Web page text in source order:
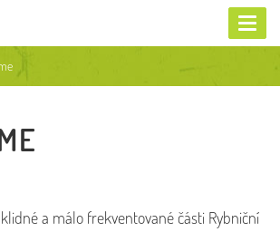
a málo frekventované části Rybniční